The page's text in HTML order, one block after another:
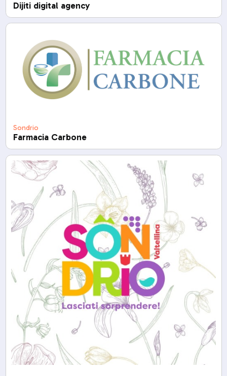
Dijiti digital agency
Sondrio
Farmacia Carbone